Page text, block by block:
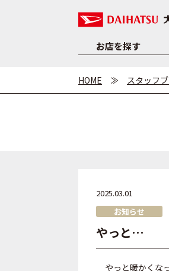
お店を探す
HOME スタッフ
2025.03.01
お知らせ
やっと…
やっと暖かくな